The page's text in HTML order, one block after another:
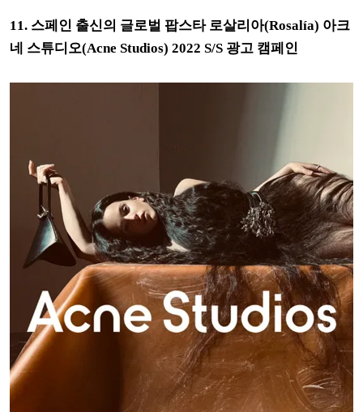
11. 스페인 출신의 글로벌 팝스타 로살리아(Rosalía) 아크
네 스튜디오(Acne Studios) 2022 S/S 광고 캠페인